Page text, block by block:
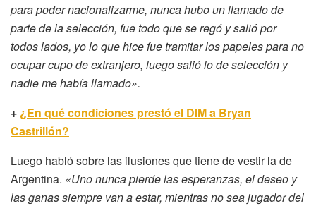
para poder nacionalizarme, nunca hubo un llamado de
parte de la selección, fue todo que se regó y salió por
todos lados, yo lo que hice fue tramitar los papeles para no
ocupar cupo de extranjero, luego salió lo de selección y
nadie me había llamado».
+ ¿En qué condiciones prestó el DIM a Bryan
Castrillón?
Luego habló sobre las ilusiones que tiene de vestir la de
Argentina. «Uno nunca pierde las esperanzas, el deseo y
las ganas siempre van a estar, mientras no sea jugador del